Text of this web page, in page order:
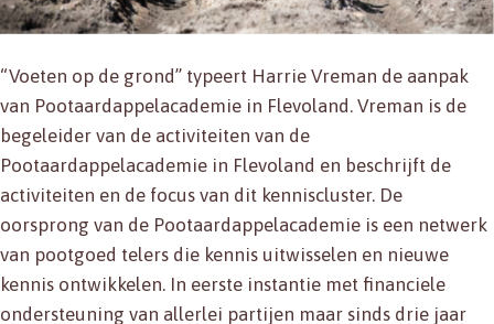
“Voeten op de grond” typeert Harrie Vreman de aanpak
van Pootaardappelacademie in Flevoland. Vreman is de
begeleider van de activiteiten van de
Pootaardappelacademie in Flevoland en beschrijft de
activiteiten en de focus van dit kenniscluster. De
oorsprong van de Pootaardappelacademie is een netwerk
van pootgoed telers die kennis uitwisselen en nieuwe
kennis ontwikkelen. In eerste instantie met financiele
ondersteuning van allerlei partijen maar sinds drie jaar